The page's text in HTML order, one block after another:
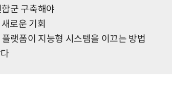
군 구축해야
로운 기회
랫폼이 지능형 시스템을 이끄는 방법